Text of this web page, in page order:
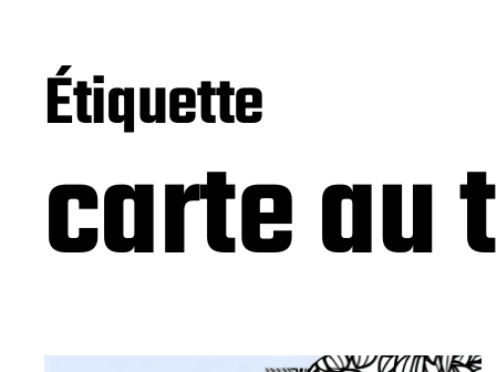
Étiquette
carte